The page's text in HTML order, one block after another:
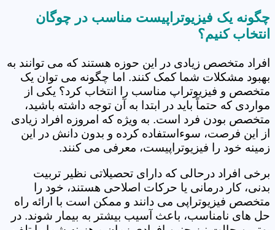
چگونه یک فیزیوتراپیست مناسب در چوگان
انتخاب کنیم؟
افراد متخصص زیادی در این حوزه هستند که می توانند به
بهبود مشکلات شما کمک کنند. اما چگونه می توان یک
متخصص و فیزیوتراپ مناسب را انتخاب کرد؟ یکی از
مواردی که حتماً باید در ابتدا به آن توجه داشته باشید،
متخصص بودن فرد است. به ویژه که امروزه افراد زیادی
از این فرصت، سوءاستفاده کرده و بدون دانش در این
زمینه خود را فیزیوتراپیست، معرفی می کنند.
برخی افراد درحالی که دارای تحصیلاتی نظیر تربیت
بدنی، کار درمانی یا حرکات اصلاحی هستند، خود را
متخصص فیزیوتراپی می دانند و ممکن است با ارائه راه
حل های نامناسب، باعث آسیب بیشتر به بیمار شوند. در